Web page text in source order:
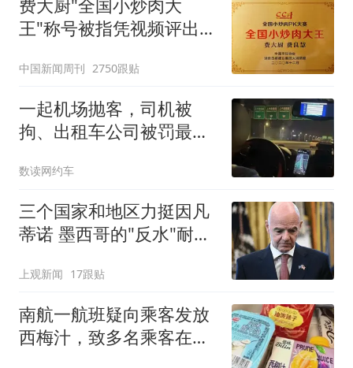
费大厨"全国小炒肉大
王"称号被指凭视频评出
中国新闻周刊 2750跟贴
一起机场抛客，司机被
拘、出租车公司被罚最高
数读网约车
三个国家和地区力挺因凡
蒂诺 墨西哥的"反水"耐人
上观新闻 17跟贴
南航一航班疑向乘客发放
西梅汁，致多名乘客在飞